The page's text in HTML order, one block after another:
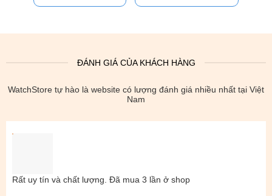
các điều kiện và giới hạn áp dụng đối
ĐÁNH GIÁ CỦA KHÁCH HÀNG
WatchStore tự hào là website có lượng đánh giá nhiều nhất tại Việt
Nam
Rất uy tín và chất lượng. Đã mua 3 lần ở shop